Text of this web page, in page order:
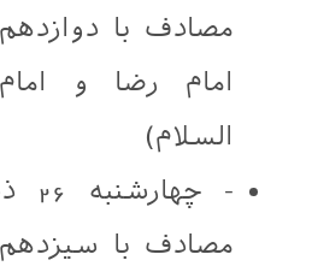
مصادف با
امام رضا و
السلام)
مصادف با